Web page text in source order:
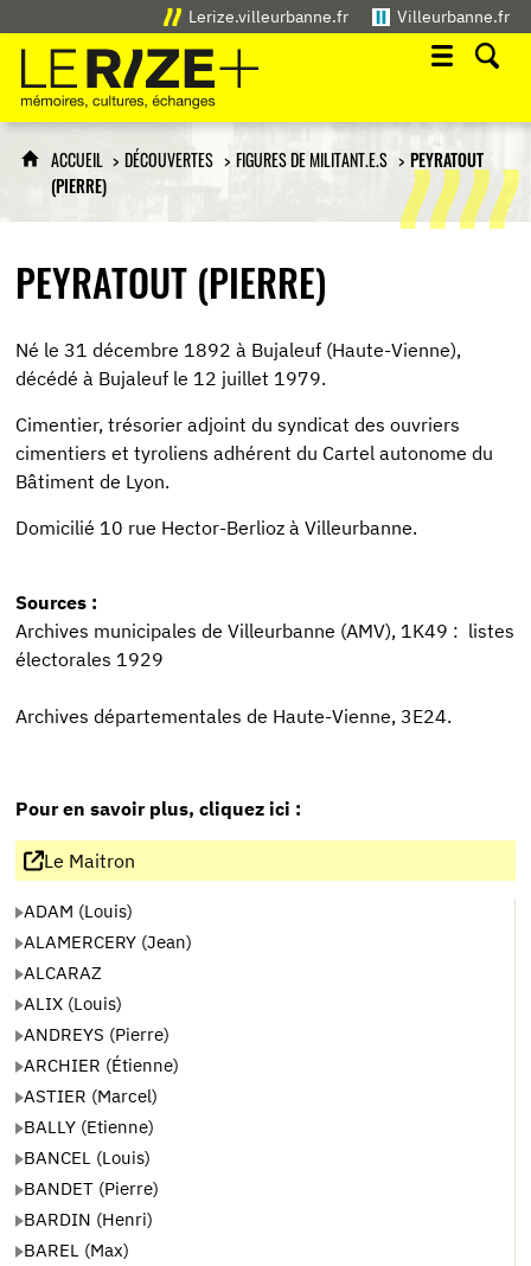
Lerize.villeurbanne.fr Villeurbanne.fr
Le Rize+
mémoires, cultures, échanges
ACCUEIL DÉCOUVERTES FIGURES DE MILITANT.E.S
PEYRATOUT
(PIERRE)
PEYRATOUT (PIERRE)
Né le 31 décembre 1892 à Bujaleuf (Haute-Vienne),
décédé à Bujaleuf le 12 juillet 1979.
Cimentier, trésorier adjoint du syndicat des ouvriers
cimentiers et tyroliens adhérent du Cartel autonome du
Bâtiment de Lyon.
Domicilié 10 rue Hector-Berlioz à Villeurbanne.
Sources :
Archives municipales de Villeurbanne (AMV), 1K49 : listes
électorales 1929
Archives départementales de Haute-Vienne, 3E24.
Pour en savoir plus, cliquez ici :
Le Maitron
ADAM (Louis)
ALAMERCERY (Jean)
ALCARAZ
ALIX (Louis)
ANDREYS (Pierre)
ARCHIER (Étienne)
ASTIER (Marcel)
BALLY (Etienne)
BANCEL (Louis)
BANDET (Pierre)
BARDIN (Henri)
BAREL (Max)